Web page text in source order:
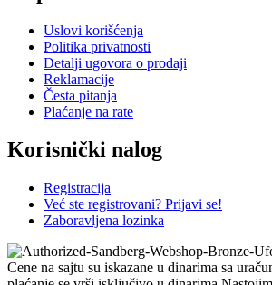
Uslovi korišćenja
Politika privatnosti
Detalji ugovora o prodaji
Reklamacije
Česta pitanja
Plaćanje na rate
Korisnički nalog
Registracija
Već ste registrovani? Prijavi se!
Zaboravljena lozinka
Cene na sajtu su iskazane u dinarima sa